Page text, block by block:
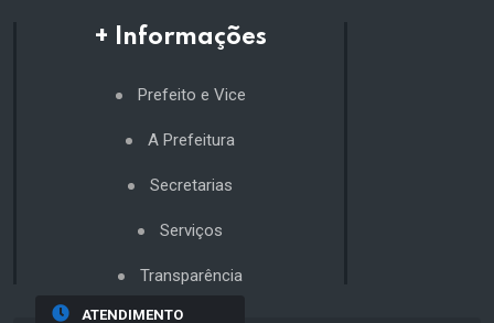
+ Informações
Prefeito e Vice
A Prefeitura
Secretarias
Serviços
Transparência
ATENDIMENTO